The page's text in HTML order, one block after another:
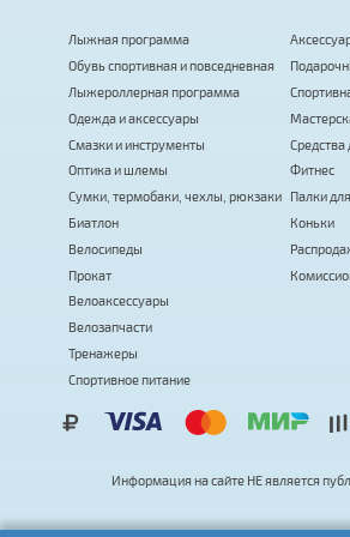
Лыжная программа
Обувь спортивная и повседневная
Лыжероллерная программа
Одежда и аксессуары
Смазки и инструменты
Оптика и шлемы
Сумки, термобаки, чехлы, рюкзаки
Биатлон
Велосипеды
Прокат
Велоаксессуары
Велозапчасти
Тренажеры
Спортивное питание
Средства
Фитнес
Палки
Коньки
Информация на сайте НЕявляется